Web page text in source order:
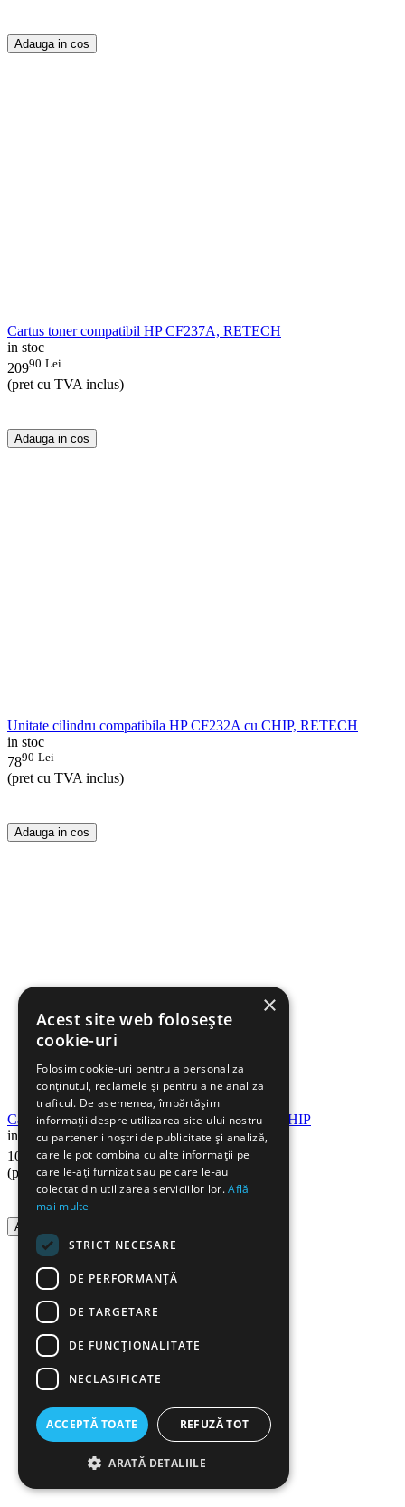
Adauga in cos
Cartus toner compatibil HP CF237A, RETECH
in stoc
20990 Lei
(pret cu TVA inclus)
Adauga in cos
Unitate cilindru compatibila HP CF232A cu CHIP, RETECH
in stoc
7890 Lei
(pret cu TVA inclus)
Adauga in cos
Cartus compatibil HP CF259X RETECH, fara CHIP
in stoc
104
90 Lei
(pret cu TVA inclus)
Adauga in cos
×
Acest site web folosește
cookie-uri
Folosim cookie-uri pentru a personaliza
conținutul, reclamele și pentru a ne analiza
traficul. De asemenea, împărtășim
informații despre utilizarea site-ului nostru
cu partenerii noștri de publicitate și analiză,
care le pot combina cu alte informații pe
care le-ați furnizat sau pe care le-au
colectat din utilizarea serviciilor lor.Află
mai multe
STRICT NECESARE
DE PERFORMANȚĂ
DE TARGETARE
DE FUNCŢIONALITATE
NECLASIFICATE
ACCEPTĂ TOATE REFUZĂ TOT
ARATĂ DETALIILE